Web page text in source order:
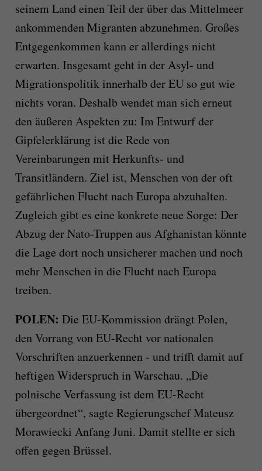
seinem Land einen Teil der über das Mittelmeer
ankommenden Migranten abzunehmen. Großes
Entgegenkommen kann er allerdings nicht
erwarten. Insgesamt geht in der Asyl- und
Migrationspolitik innerhalb der EU so gut wie
nichts voran. Deshalb wendet man sich erneut
den äußeren Aspekten zu: Im Entwurf der
Gipfelerklärung ist die Rede von
Vereinbarungen mit Herkunfts- und
Transitländern. Ziel ist, Menschen von der oft
gefährlichen Flucht nach Europa abzuhalten.
Zugleich gibt es eine konkrete neue Sorge: Der
Abzug der Nato-Truppen aus Afghanistan könnte
die Lage dort noch unsicherer machen und noch
mehr Menschen in die Flucht nach Europa
treiben.
POLEN: Die EU-Kommission drängt Polen,
den Vorrang von EU-Recht vor nationalen
Vorschriften anzuerkennen - und trifft damit auf
heftigen Widerspruch in Warschau. „Die
polnische Verfassung ist dem EU-Recht
übergeordnet“, sagte Regierungschef Mateusz
Morawiecki Anfang Juni. Damit stellte er sich
offen gegen Brüssel.